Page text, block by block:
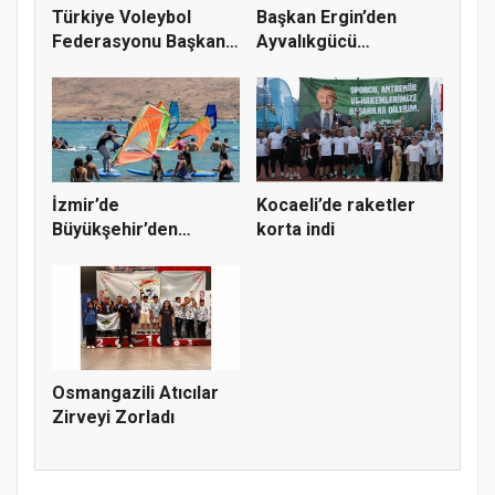
Türkiye Voleybol
Federasyonu Başkanı
Başkan Ergin’den
Ayvalıkgücü
İzmir’de
Büyükşehir’den
deneyim...
Kocaeli’de raketler
korta indi
Osmangazili Atıcılar
Zirveyi Zorladı